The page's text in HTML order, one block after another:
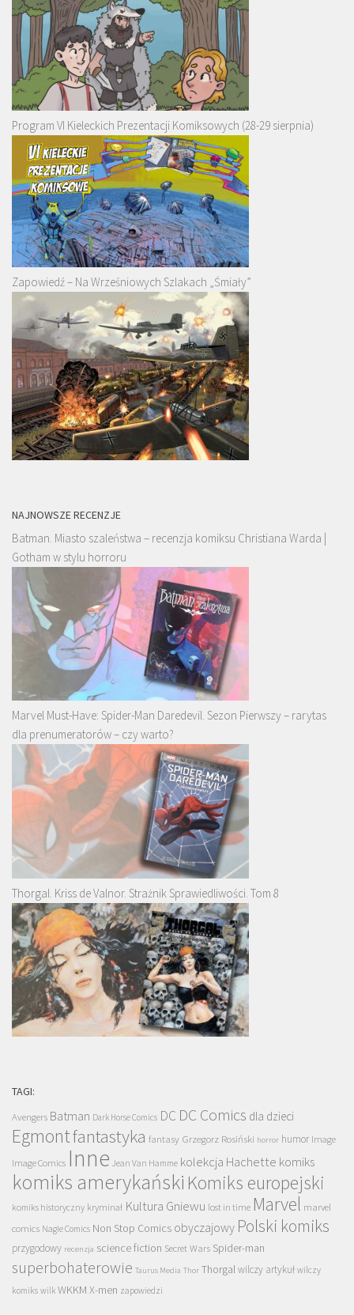
Program VI Kieleckich Prezentacji Komiksowych (28-29 sierpnia)
Zapowiedź – Na Wrześniowych Szlakach „Śmiały”
NAJNOWSZE RECENZJE
Batman. Miasto szaleństwa – recenzja komiksu Christiana Warda |
Gotham w stylu horroru
Marvel Must-Have: Spider-Man Daredevil. Sezon Pierwszy – rarytas
dla prenumeratorów – czy warto?
Thorgal. Kriss de Valnor. Strażnik Sprawiedliwości. Tom 8
TAGI:
Avengers Batman Dark Horse Comics DC DC Comics dla dzieci
Egmontfantastyka fantasy Grzegorz Rosiński horror humor Image
Image Comics Inne Jean Van Hamme kolekcja Hachette komiks
komiks amerykański Komiks europejski
komiks historyczny kryminał Kultura Gniewu lost in time Marvel marvel
comics Nagle Comics Non Stop Comics obyczajowy Polski komiks
przygodowy recenzja science fiction Secret Wars Spider-man
superbohaterowie Taurus Media Thor Thorgal wilczy artykuł wilczy
komiks wilk WKKM X-men zapowiedzi